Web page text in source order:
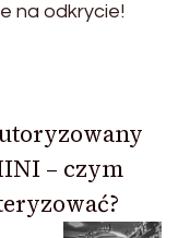
na odkrycie!
– czym